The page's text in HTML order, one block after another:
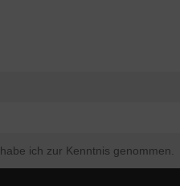
habe ich zur Kenntnis genommen.